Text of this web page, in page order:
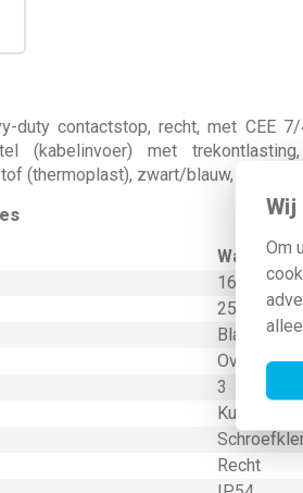
Wij
Om
duty contactstop, recht, met CEE
(kabelinvoer) met
(thermoplast), zwart/blauw, IP54.
Waarde
16 Ampère
250 Volt
Blauw
Overig
3
Kunststof
Recht